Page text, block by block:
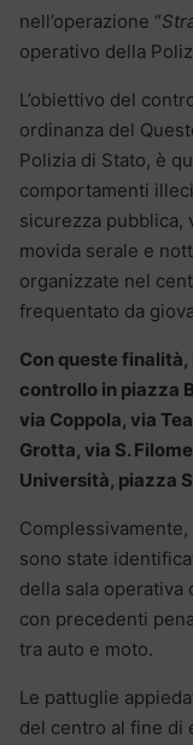
nell’operazione “
operativo della
L’obiettivo del
ordinanza del
Polizia di Stato, è
comportamenti
sicurezza pubblica,
movida serale e
organizzate nel
frequentato da
Con queste
controllo in piazza
via Coppola, via
Grotta, via S.
Università, piazza
sono state
della sala operativa
con precedenti
tra auto e moto.
Le pattuglie
del centro al fine di